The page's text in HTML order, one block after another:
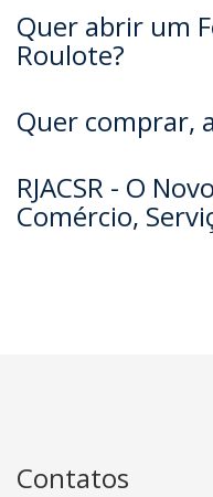
Quer abrir um
Roulote?
Quer comprar,
RJACSR - O
Comércio,
Contatos